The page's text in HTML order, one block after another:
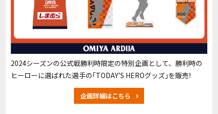
2024シーズンの公式戦勝利時限定の特別企画として、勝利時の
ヒーローに選ばれた選手の｢TODAY’S HEROグッズ｣を販売!
企画詳細はこちら